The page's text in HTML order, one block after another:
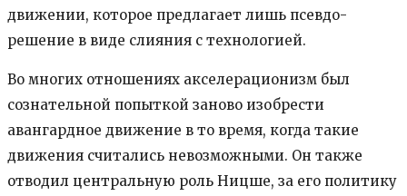
движении, которое предлагает лишь псевдо-
решение в виде слияния с технологией.
Во многих отношениях акселерационизм был
сознательной попыткой заново изобрести
авангардное движение в то время, когда такие
движения считались невозможными. Он также
отводил центральную роль Ницше, за его политику